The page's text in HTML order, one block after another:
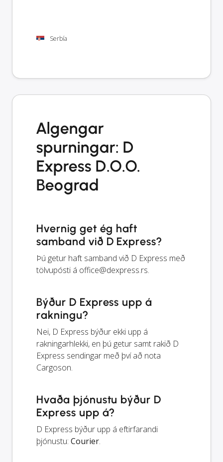
Serbía
Algengar
spurningar: D
Express D.O.O.
Beograd
Hvernig get ég haft
samband við D Express?
Þú getur haft samband við D Express með
tölvupósti á office@dexpress.rs.
Býður D Express upp á
rakningu?
Nei, D Express býður ekki upp á
rakningarhlekki, en þú getur samt rakið D
Express sendingar með því að nota
Cargoson.
Hvaða þjónustu býður D
Express upp á?
D Express býður upp á eftirfarandi
þjónustu: Courier.